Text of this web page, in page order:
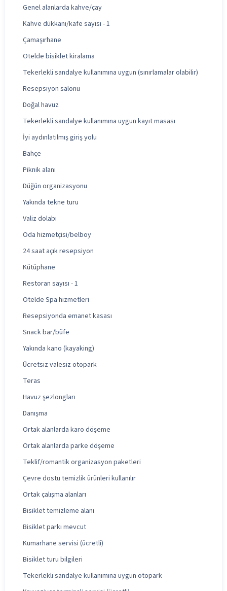
Genel alanlarda kahve/çay
Kahve dükkanı/kafe sayısı - 1
Çamaşırhane
Otelde bisiklet kiralama
Tekerlekli sandalye kullanımına uygun (sınırlamalar olabilir)
Resepsiyon salonu
Doğal havuz
Tekerlekli sandalye kullanımına uygun kayıt masası
İyi aydınlatılmış giriş yolu
Bahçe
Piknik alanı
Düğün organizasyonu
Yakında tekne turu
Valiz dolabı
Oda hizmetçisi/belboy
24 saat açık resepsiyon
Kütüphane
Restoran sayısı - 1
Otelde Spa hizmetleri
Resepsiyonda emanet kasası
Snack bar/büfe
Yakında kano (kayaking)
Ücretsiz valesiz otopark
Teras
Havuz şezlongları
Danışma
Ortak alanlarda karo döşeme
Ortak alanlarda parke döşeme
Teklif/romantik organizasyon paketleri
Çevre dostu temizlik ürünleri kullanılır
Ortak çalışma alanları
Bisiklet temizleme alanı
Bisiklet parkı mevcut
Kumarhane servisi (ücretli)
Bisiklet turu bilgileri
Tekerlekli sandalye kullanımına uygun otopark